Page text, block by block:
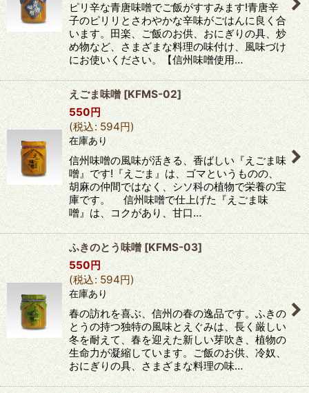
ピリ辛な青唐味噌でご飯がすすみます!青唐辛
子のピリリとさわやかな辛味がごはんに良く合
います。田楽、ご飯のお供、おにぎりの具、炒
め物など、さまざまな料理の味付け、風味づけ
にお使いください。【信州味噌使用…
えごま味噌 [KFMS-02]
550円
(税込: 594円)
在庫あり
信州味噌の風味が活きる、香ばしい『えごま味
噌』です!『えごま』は、ゴマというものの、
胡麻の仲間ではなく、シソ科の植物で栄養の宝
庫です。 信州味噌で仕上げた『えごま味
噌』は、コクがあり、甘口…
ふきのとう味噌 [KFMS-03]
550円
(税込: 594円)
在庫あり
春の訪れを喜ぶ、信州の春の逸品です。ふきの
とうの持つ独特の風味とえぐみは、長く厳しい
冬を耐えて、春を迎えた新しい芽吹き、植物の
生命力が凝縮しています。ご飯のお供、冷奴、
おにぎりの具、さまざまな料理の味…